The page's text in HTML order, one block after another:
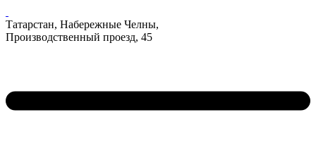
Татарстан, Набережные Челны,
Производственный проезд, 45